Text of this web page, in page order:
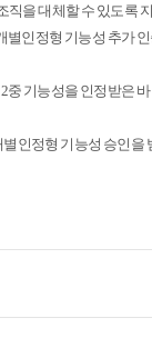
을 대체할 수 있도록
인정형 기능성 추가
2중 기능성을 인정받은
인정형 기능성 승인을